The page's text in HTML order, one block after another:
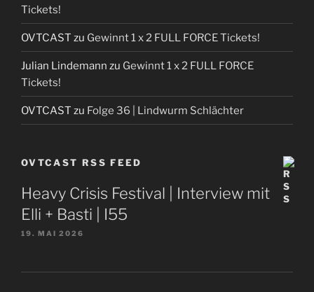
Tickets!
OVTCAST zu Gewinnt 1 x 2 FULL FORCE Tickets!
Julian Lindemann zu Gewinnt 1 x 2 FULL FORCE
Tickets!
OVTCAST zu Folge 36 | Lindwurm Schlächter
OVTCAST RSS FEED
Heavy Crisis Festival | Interview mit
Elli + Basti | I55
19. MAI 2026